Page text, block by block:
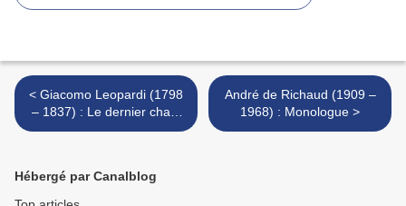
< Giacomo Leopardi (1798
– 1837) : Le dernier chant
de Sappho / Ultimo canto di
André de Richaud (1909 –
1968) : Monologue >
Hébergé par Canalblog